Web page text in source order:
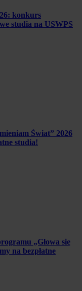
konkurs
studia na USWPS
Świat” 2026
studia!
„Głowa się
na bezpłatne